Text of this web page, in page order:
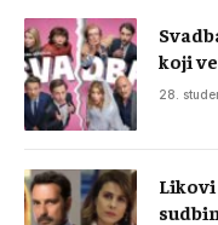
koji
28.
Likovi